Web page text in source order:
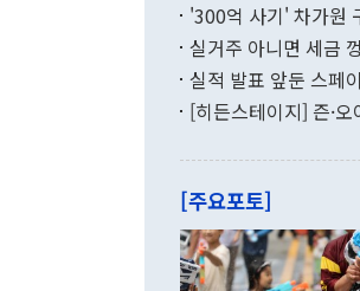
'300억 사기' 차가원
실거주 아니면 세금
실적 발표 앞둔 스페
[히든스테이지] 즌·오
[주요포토]